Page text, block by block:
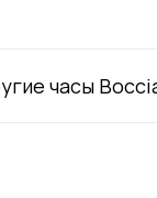
часы